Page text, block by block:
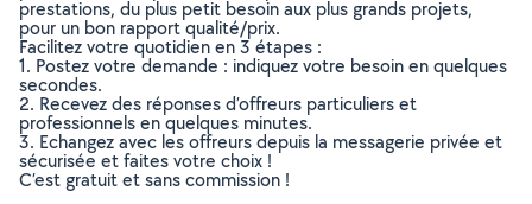
prestations, du plus petit besoin aux plus grands projets,
pour un bon rapport qualité/prix.
Facilitez votre quotidien en 3 étapes :
1. Postez votre demande : indiquez votre besoin en quelques
secondes.
2. Recevez des réponses d’offreurs particuliers et
professionnels en quelques minutes.
3. Echangez avec les offreurs depuis la messagerie privée et
sécurisée et faites votre choix !
C’est gratuit et sans commission !